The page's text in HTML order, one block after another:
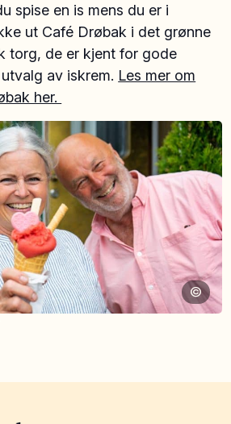
spise en is mens du er i
ut Café Drøbak i det grønne
torg, de er kjent for gode
av iskrem. Les mer om
her.
©